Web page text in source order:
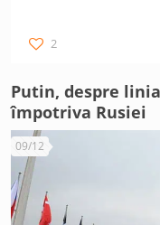
2
Putin, despre
împotriva Rusiei
09/12